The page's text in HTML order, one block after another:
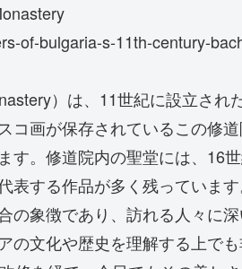
of-bulgaria-s-11th-century-
）は、11世紀に設立され
コ画が保存されているこの修
す。修道院内の聖堂には、16
する作品が多く残っています
象徴であり、訪れる人々に
文化や歴史を理解する上でも